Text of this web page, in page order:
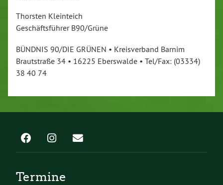
Thorsten Kleinteich
Geschäftsführer B90/Grüne
BÜNDNIS 90/DIE GRÜNEN • Kreisverband Barnim
Brautstraße 34 • 16225 Eberswalde • Tel/Fax: (03334)
38 40 74
Termine